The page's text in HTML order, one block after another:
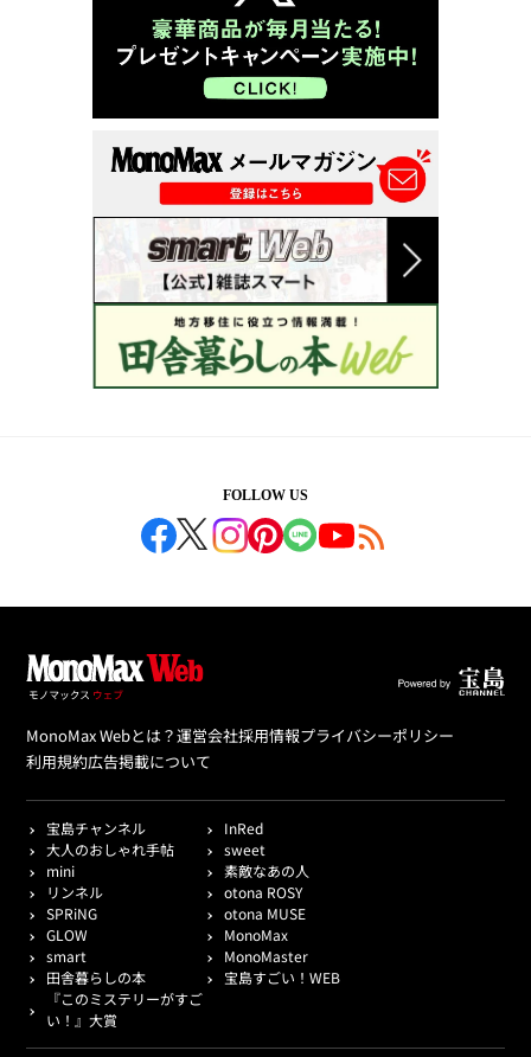
FOLLOW US
MonoMax Webとは？運営会社採用情報プライバシーポリシー
利用規約広告掲載について
宝島チャンネル
InRed
大人のおしゃれ手帖
sweet
mini
素敵なあの人
リンネル
otona ROSY
SPRiNG
otona MUSE
GLOW
MonoMax
smart
MonoMaster
田舎暮らしの本
宝島すごい！WEB
『このミステリーがすご
い！』大賞